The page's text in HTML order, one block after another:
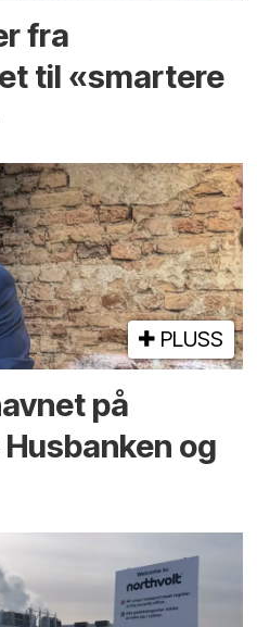
fra
til «smartere
PLUSS
på
og